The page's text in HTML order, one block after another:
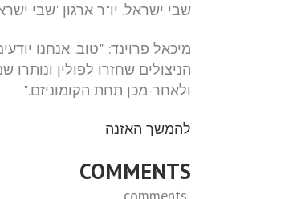
שבי ישראל. יו"ר ארגון 'שבי
הניצולים שחזרו לפולין
ולאחר-מכן תחת הקומוניזם."
להמשך האזנה
COMMENTS